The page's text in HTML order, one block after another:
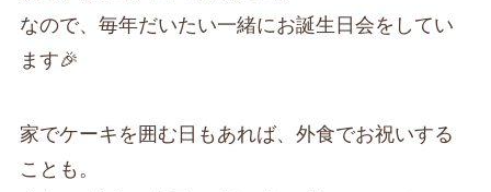
なので、毎年だいたい一緒にお誕生日会をしてい
ます🎉
家でケーキを囲む日もあれば、外食でお祝いする
ことも。